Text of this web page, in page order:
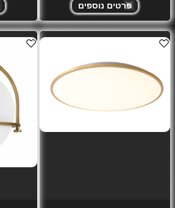
פרטים נוספים